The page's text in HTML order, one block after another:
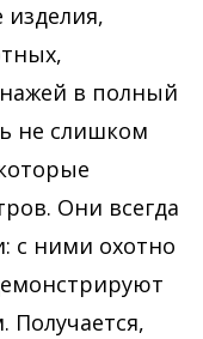
в полный
не слишком
Они всегда
с ними охотно